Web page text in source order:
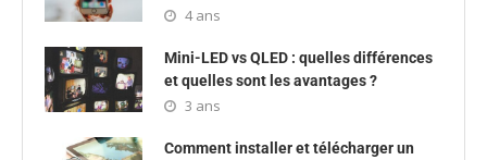
4 ans
Mini-LED vs QLED : quelles différences
et quelles sont les avantages ?
3 ans
Comment installer et télécharger un